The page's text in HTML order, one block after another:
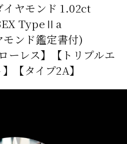
イヤモンド 1.02ct
TypeⅡa
ンド鑑定書付)
ーレス】【トリプルエ
【タイプ2A】